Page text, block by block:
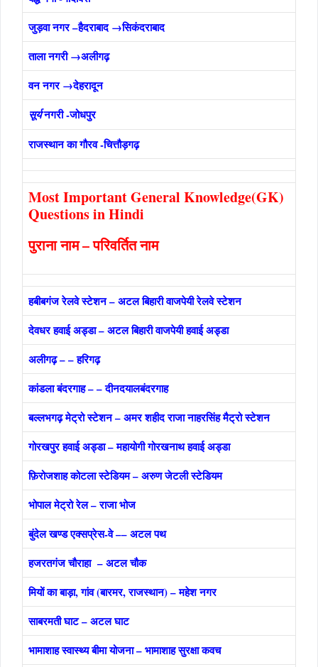
जुड़वानगर –हैदराबाद →सिकंदराबाद
ताला नगरी →अलीगढ़
वन नगर →देहरादून
सूर्यनगरी -जोधपुर
राजस्थान का गौरव -चित्तौड़गढ़
Most Important General Knowledge(GK)
Questions in Hindi
पुराना नाम – परिवर्तित नाम
हबीबगंज रेलवे स्‍टेशन – अटल बिहारी वाजपेयी रेलवे स्‍टेशन
देवधर हवाई अड्डा – अटल बिहारी वाजपेयी हवाई अड्डा
अलीगढ़ – – हरिगढ़
कांडला बंदरगाह – – दीनदयालबंदरगाह
बल्‍लभगढ़ मेट्रो स्‍टेशन – अमर शहीद राजा नाहरसिंह मैट्रो स्‍टेशन
गोरखपुर हवाई अड्डा – महायोगी गोरखनाथ हवाई अड्डा
फ़िरोजशाह कोटला स्टेडियम – अरुण जेटली स्टेडियम
भोपाल मेट्रो रेल – राजा भोज
बुंदेल खण्‍ड एक्‍सप्रेस-वे –– अटल पथ
हजरतगंज चौराहा – अटल चौक
मियों का बाड़ा, गांव (बारमर, राजस्‍थान) – महेश नगर
साबरमती घाट – अटल घाट
भामाशाह स्‍वास्‍थ्‍य बीमा योजना – भामाशाह सुरक्षा कवच